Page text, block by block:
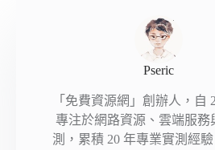
Pseric
「免費資源網」創辦人，自
專注於網路資源、雲端服務
測，累積 20 年專業實測經